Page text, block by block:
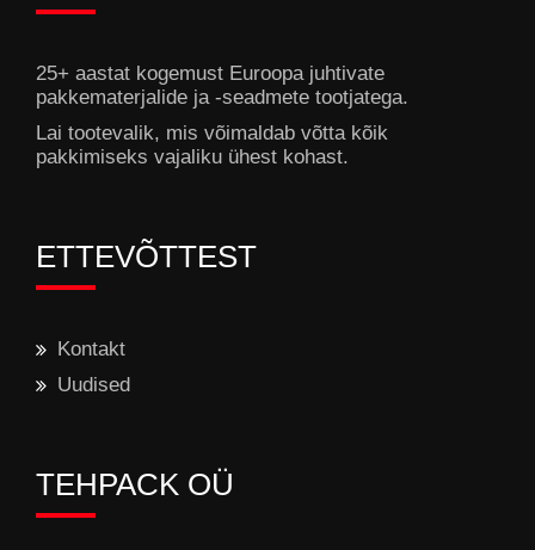
25+ aastat kogemust Euroopa juhtivate
pakkematerjalide ja -seadmete tootjatega.
Lai tootevalik, mis võimaldab võtta kõik
pakkimiseks vajaliku ühest kohast.
ETTEVÕTTEST
Kontakt
Uudised
TEHPACK OÜ